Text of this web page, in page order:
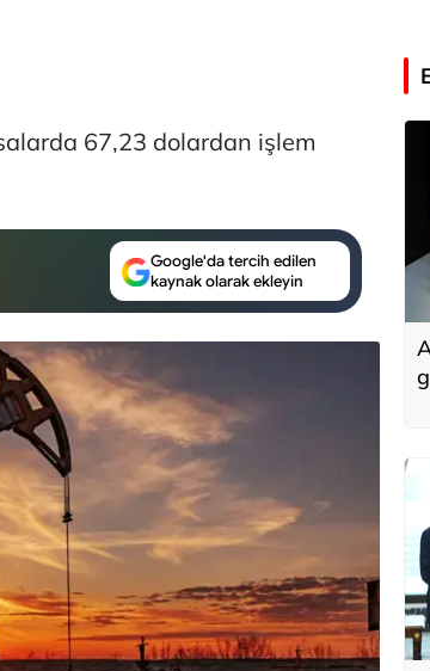
67,23 dolardan işlem
Google'da tercih edilen
kaynak olarak ekleyin